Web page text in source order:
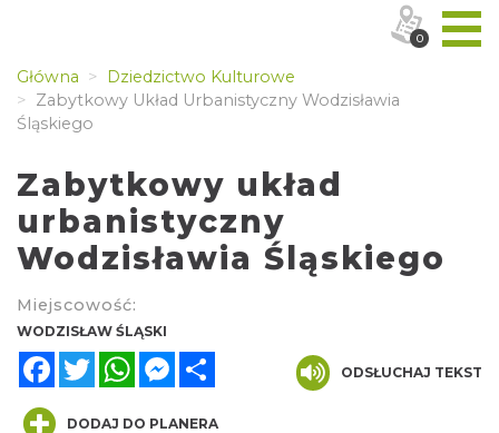
Główna
Dziedzictwo Kulturowe
Zabytkowy Układ Urbanistyczny Wodzisławia
Śląskiego
Zabytkowy układ
urbanistyczny
Wodzisławia Śląskiego
Miejscowość:
WODZISŁAW ŚLĄSKI
FacebookTwitterWhatsAppMessenger
ODSŁUCHAJ TEKST
DODAJ DO PLANERA
0